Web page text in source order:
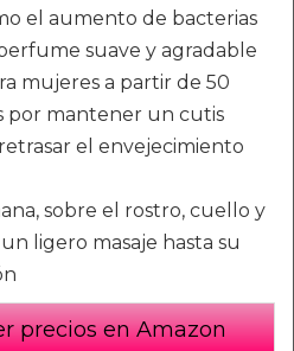
el aumento de bacterias
suave y agradable
mujeres a partir de 50
por mantener un cutis
el envejecimiento
sobre el rostro, cuello y
ligero masaje hasta su
precios en Amazon